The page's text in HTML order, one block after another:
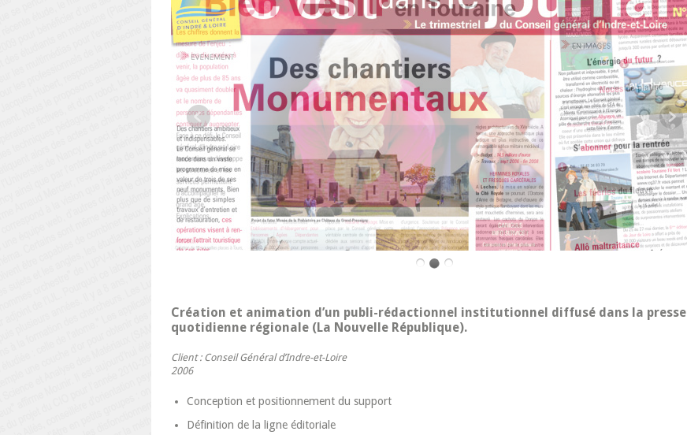
Création et animation d’un publi-rédactionnel institutionnel diffusé dans la presse
quotidienne régionale (La Nouvelle République).
Client : Conseil Général d’Indre-et-Loire
2006
Conception et positionnement du support
Définition de la ligne éditoriale